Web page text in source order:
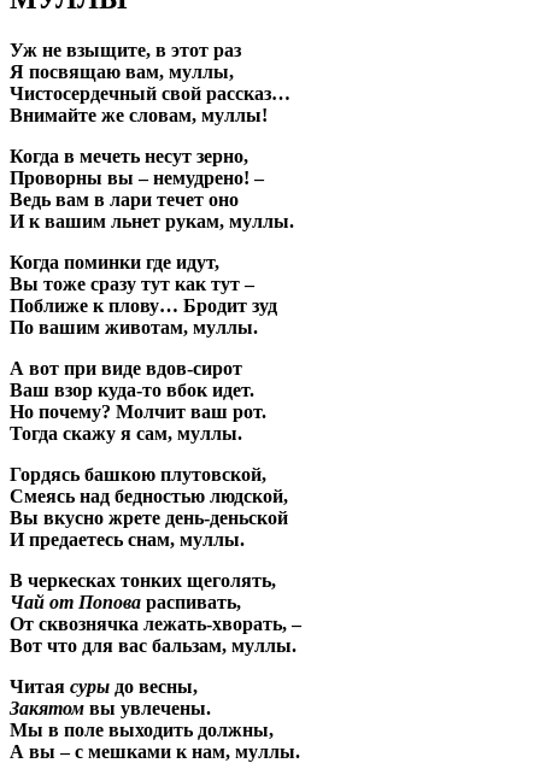
Уж не взыщите, в этот раз
Я посвящаю вам, муллы,
Чистосердечный свой рассказ…
Внимайте же словам, муллы!
Когда в мечеть несут зерно,
Проворны вы – немудрено! –
Ведь вам в лари течет оно
И к вашим льнет рукам, муллы.
Когда поминки где идут,
Вы тоже сразу тут как тут –
Поближе к плову… Бродит зуд
По вашим животам, муллы.
А вот при виде вдов-сирот
Ваш взор куда-то вбок идет.
Но почему? Молчит ваш рот.
Тогда скажу я сам, муллы.
Гордясь башкою плутовской,
Смеясь над бедностью людской,
Вы вкусно жрете день-деньской
И предаетесь снам, муллы.
В черкесках тонких щеголять,
Чай от Попова распивать,
От сквознячка лежать-хворать, –
Вот что для вас бальзам, муллы.
Читая суры до весны,
Закятом вы увлечены.
Мы в поле выходить должны,
А вы – с мешками к нам, муллы.